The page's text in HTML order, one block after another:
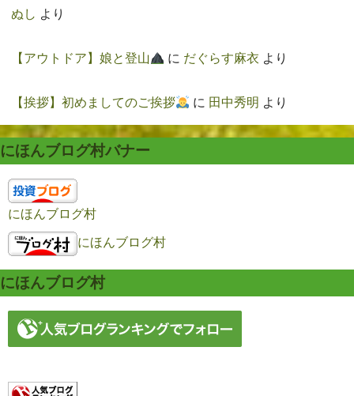
ぬし より
【アウトドア】娘と登山 に だぐらす麻衣 より
【挨拶】初めましてのご挨拶 に 田中秀明 より
にほんブログ村バナー
にほんブログ村
にほんブログ村
にほんブログ村